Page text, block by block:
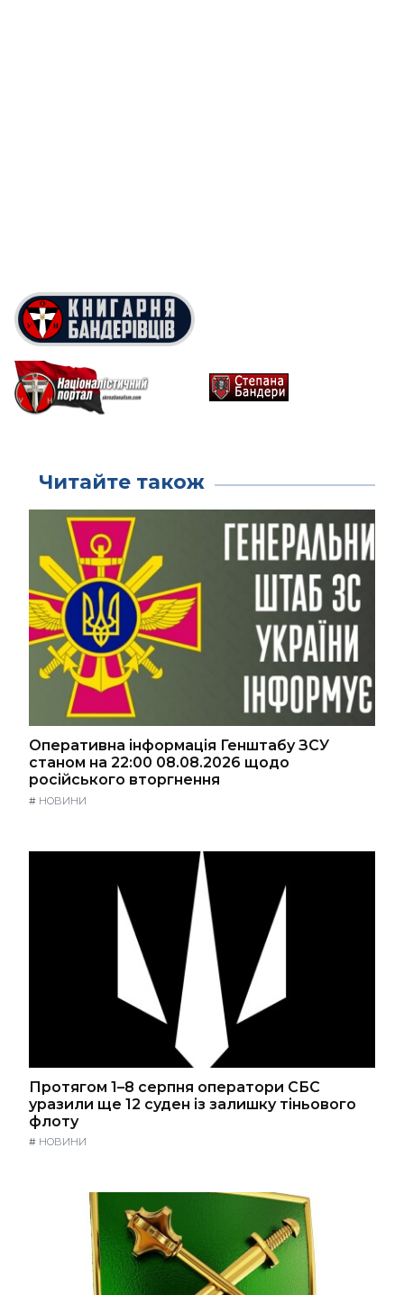
Читайте також
Оперативна інформація Генштабу ЗСУ
станом на 22:00 08.08.2026 щодо
російського вторгнення
# НОВИНИ
Протягом 1–8 серпня оператори СБС
уразили ще 12 суден із залишку тіньового
флоту
# НОВИНИ